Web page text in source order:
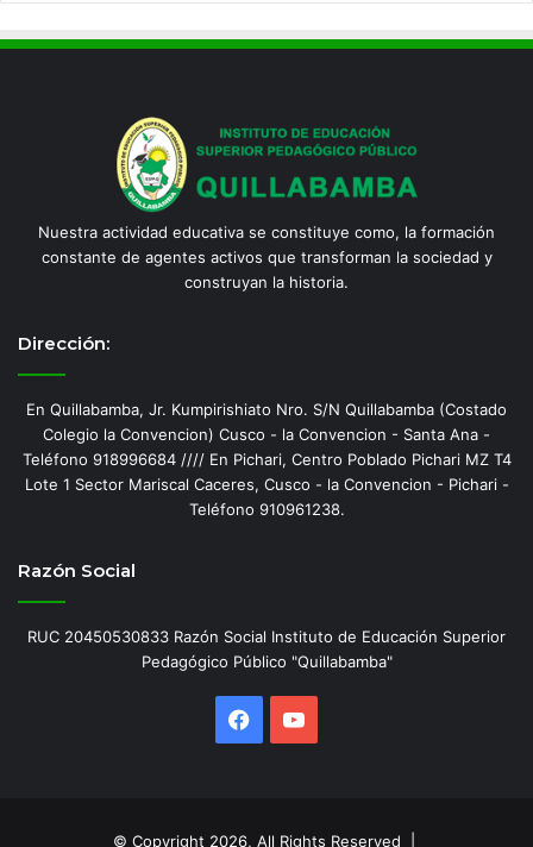
Nuestra actividad educativa se constituye como, la formación
constante de agentes activos que transforman la sociedad y
construyan la historia.
Dirección:
En Quillabamba, Jr. Kumpirishiato Nro. S/N Quillabamba (Costado
Colegio la Convencion) Cusco - la Convencion - Santa Ana -
Teléfono 918996684 //// En Pichari, Centro Poblado Pichari MZ T4
Lote 1 Sector Mariscal Caceres, Cusco - la Convencion - Pichari -
Teléfono 910961238.
Razón Social
RUC 20450530833 Razón Social Instituto de Educación Superior
Pedagógico Público "Quillabamba"
FacebookYouTube
© Copyright 2026, All Rights Reserved |